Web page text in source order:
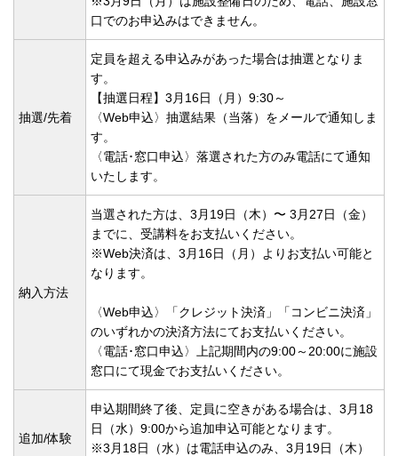
口でのお申込みはできません。
抽選/先着
定員を超える申込みがあった場合は抽選となりま
す。
【抽選日程】3月16日（月）9:30～
〈Web申込〉抽選結果（当落）をメールで通知しま
す。
〈電話･窓口申込〉落選された方のみ電話にて通知
いたします。
納入方法
当選された⽅は、3⽉19⽇（木）〜 3⽉27⽇（金）
までに、受講料をお⽀払いください。
※Web決済は、3月16日（月）よりお支払い可能と
なります。
〈Web申込〉「クレジット決済」「コンビニ決済」
のいずれかの決済方法にてお支払いください。
〈電話･窓口申込〉上記期間内の9:00～20:00に施設
窓口にて現金でお支払いください。
追加/体験
申込期間終了後、定員に空きがある場合は、3月18
日（水）9:00から追加申込可能となります。
※3月18日（水）は電話申込のみ、3月19日（木）